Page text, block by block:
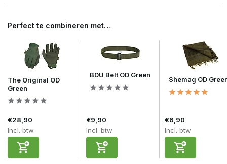
Perfect te combineren met…
The Original OD
Green
€28,90
Incl. btw
BDU Belt OD Green
€9,90
Incl. btw
Shemag OD
€6,90
Incl. btw